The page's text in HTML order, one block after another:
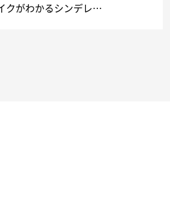
クがわかるシンデレ…